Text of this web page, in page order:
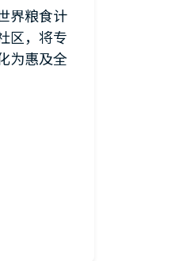
界粮食计
区，将专
为惠及全